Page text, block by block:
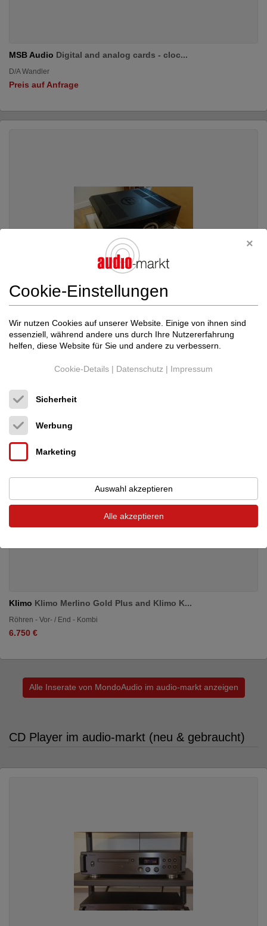
MSB Audio Digital and analog cards - cloc...
D/A Wandler
Preis auf Anfrage
MBLMBL 9007 - REDUCED!
Transistor-Endverstärker
Klimo Klimo Merlino Gold Plus and Klimo K...
Röhren - Vor- / End - Kombi
6.750 €
Alle Inserate von MondoAudio im audio-markt anzeigen
CD Player im audio-markt (neu & gebraucht)
Cookie-Einstellungen
Wir nutzen Cookies auf unserer Website. Einige von ihnen sind
essenziell, während andere uns durch Ihre Nutzererfahrung
helfen, diese Website für Sie und andere zu verbessern.
Cookie-Details | Datenschutz | Impressum
Sicherheit
Werbung
Marketing
Auswahl akzeptieren
Alle akzeptieren